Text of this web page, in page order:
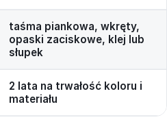
taśma piankowa, wkręty,
opaski zaciskowe, klej lub
słupek
2 lata na trwałość koloru i
materiału